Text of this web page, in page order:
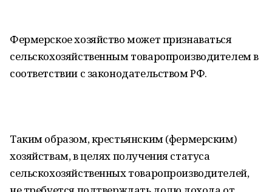
Фермерское хозяйство может признаваться
сельскохозяйственным товаропроизводителем в
соответствии с законодательством РФ.
Таким образом, крестьянским (фермерским)
хозяйствам, в целях получения статуса
сельскохозяйственных товаропроизводителей,